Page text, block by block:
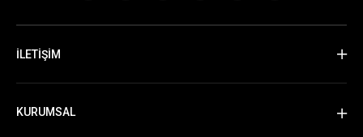
İLETİŞİM
KURUMSAL